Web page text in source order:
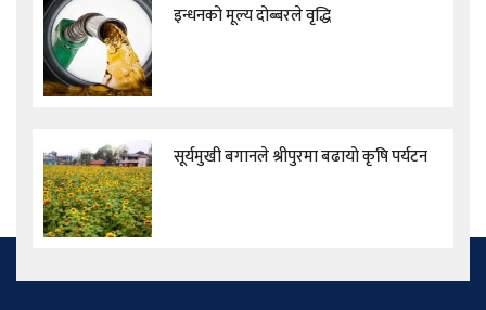
इन्धनको मूल्य दोब्बरले वृद्धि
सूर्यमुखी बगानले श्रीपुरमा बढायो कृषि पर्यटन